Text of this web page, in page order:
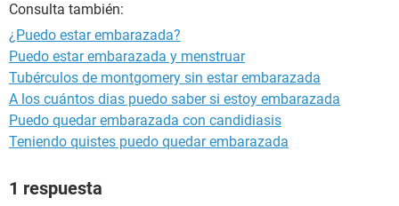
Consulta también:
¿Puedo estar embarazada?
Puedo estar embarazada y menstruar
Tubérculos de montgomery sin estar embarazada
A los cuántos dias puedo saber si estoy embarazada
Puedo quedar embarazada con candidiasis
Teniendo quistes puedo quedar embarazada
1 respuesta